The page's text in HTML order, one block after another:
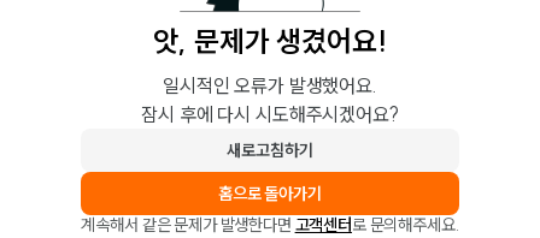
앗, 문제가 생겼어요!
일시적인 오류가 발생했어요.
잠시 후에 다시 시도해주시겠어요?
새로고침하기
홈으로 돌아가기
계속해서 같은 문제가 발생한다면 고객센터로 문의해주세요.